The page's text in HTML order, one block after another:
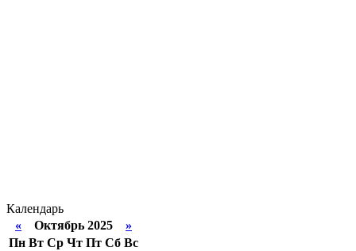
Календарь
« Октябрь 2025 »
Пн Вт Ср Чт Пт Сб Вс